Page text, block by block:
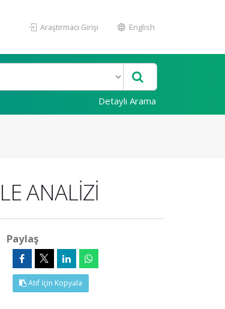
Araştırmacı Girişi English
Detaylı Arama
ANALİZİ
Paylaş
Atıf İçin Kopyala